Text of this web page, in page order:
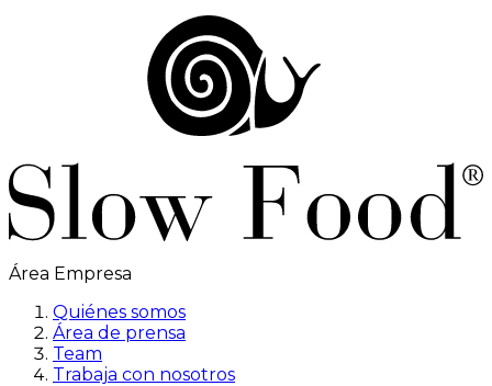
Área Empresa
Quiénes somos
Área de prensa
Team
Trabaja con nosotros